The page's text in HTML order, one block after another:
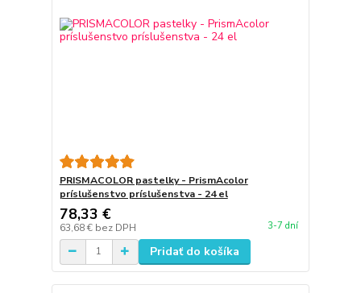
PRISMACOLOR pastelky - PrismAcolor
príslušenstvo príslušenstva - 24 el
78,33 €
63,68 € bez DPH 3-7 dní
Pridať do košíka